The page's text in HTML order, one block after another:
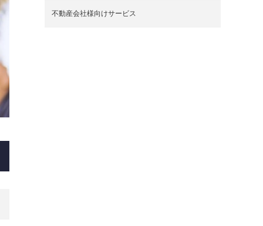
不動産会社様向けサービス